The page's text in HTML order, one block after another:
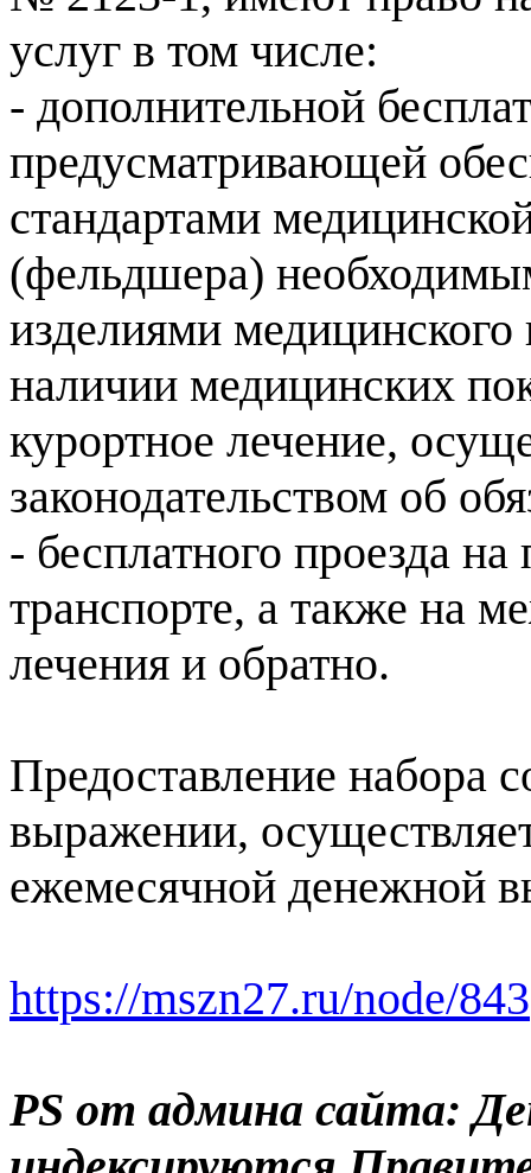
услуг в том числе:
- дополнительной
предусматривающей
стандартами
(фельдшера)
изделиями медицинского
наличии медицинских
курортное лечение,
законодательством об
- бесплатного проезда
транспорте, а также на
лечения и обратно.
Предоставление набора
выражении,
ежемесячной денежной
https://mszn27.ru/node/843
PS от админа сайта: